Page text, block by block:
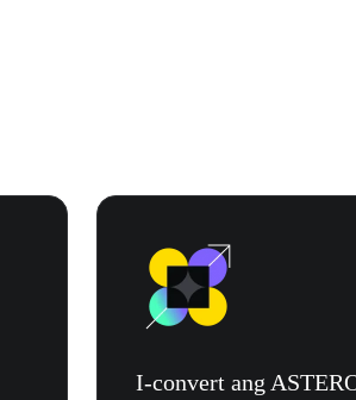
I-convert ang